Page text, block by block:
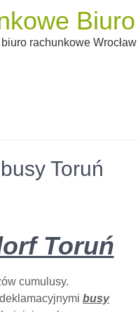
rachunkowe
Toruń
Toruń
cumulusy.
busy